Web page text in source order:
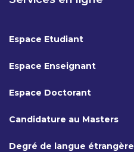
Espace Etudiant
Espace Enseignant
Espace Doctorant
Candidature au Masters
Degré de langue étrangère